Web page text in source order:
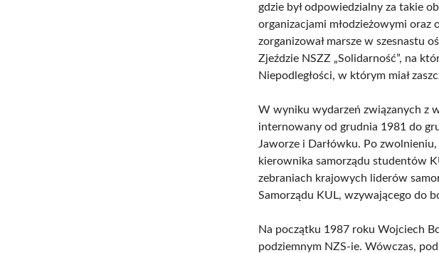
gdzie był odpowiedzialny za takie
organizacjami młodzieżowymi
zorganizował marsze w szesnastu
Zjeździe NSZZ „Solidarność”, na
Niepodległości, w którym miał
W wyniku wydarzeń związanych z
internowany od grudnia 1981 do
Jaworze i Darłówku. Po
kierownika samorządu studentów
zebraniach krajowych liderów
Samorządu KUL, wzywającego do
Na początku 1987 roku Wojciech
podziemnym NZS-ie. Wówczas,